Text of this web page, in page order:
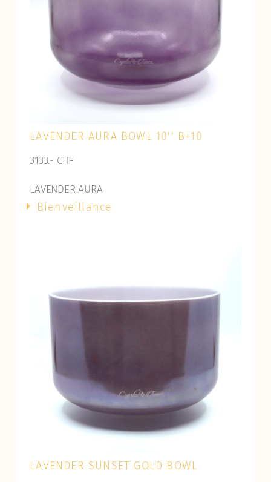
LAVENDER AURA BOWL 10'' B+10
3133.- CHF
LAVENDER AURA
Bienveillance
LAVENDER SUNSET GOLD BOWL